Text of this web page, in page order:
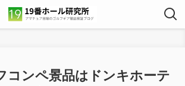
コンペ景品はドンキホーテ